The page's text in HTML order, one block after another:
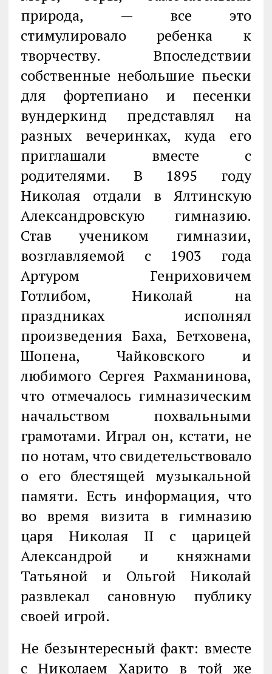
природа, — все это
стимулировало ребенка к
творчеству. Впоследствии
собственные небольшие пьески
для фортепиано и песенки
вундеркинд представлял на
разных вечеринках, куда его
приглашали вместе с
родителями. В 1895 году
Николая отдали в Ялтинскую
Александровскую гимназию.
Став учеником гимназии,
возглавляемой с 1903 года
Артуром Генриховичем
Готлибом, Николай на
праздниках исполнял
произведения Баха, Бетховена,
Шопена, Чайковского и
любимого Сергея Рахманинова,
что отмечалось гимназическим
начальством похвальными
грамотами. Играл он, кстати, не
по нотам, что свидетельствовало
о его блестящей музыкальной
памяти. Есть информация, что
во время визита в гимназию
царя Николая II с царицей
Александрой и княжнами
Татьяной и Ольгой Николай
развлекал сановную публику
своей игрой.
Не безынтересный факт: вместе
с Николаем Харито в той же